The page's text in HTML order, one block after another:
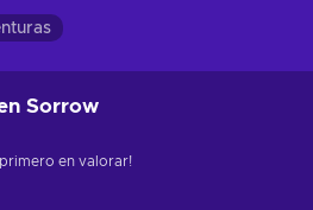
Sorrow
primero en valorar!